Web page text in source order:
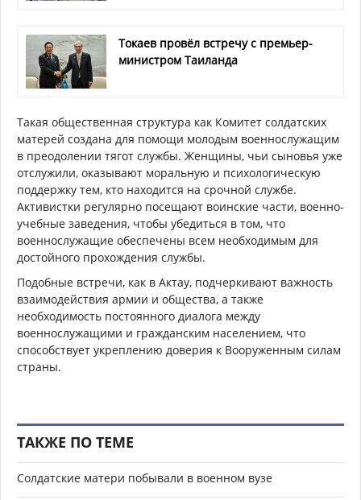
Токаев провёл встречу с премьер-
министром Таиланда
Такая общественная структура как Комитет солдатских
матерей создана для помощи молодым военнослужащим
в преодолении тягот службы. Женщины, чьи сыновья уже
отслужили, оказывают моральную и психологическую
поддержку тем, кто находится на срочной службе.
Активистки регулярно посещают воинские части, военно-
учебные заведения, чтобы убедиться в том, что
военнослужащие обеспечены всем необходимым для
достойного прохождения службы.
Подобные встречи, как в Актау, подчеркивают важность
взаимодействия армии и общества, а также
необходимость постоянного диалога между
военнослужащими и гражданским населением, что
способствует укреплению доверия к Вооруженным силам
страны.
ТАКЖЕ ПО ТЕМЕ
Солдатские матери побывали в военном вузе